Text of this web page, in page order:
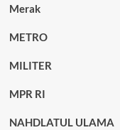
Merak
METRO
MILITER
MPR RI
NAHDLATUL ULAMA